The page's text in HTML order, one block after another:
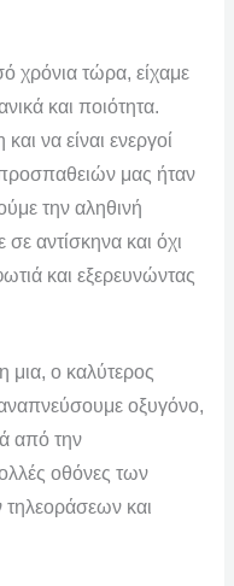
χρόνια τώρα, είχαμε
και ποιότητα.
να είναι ενεργοί
μας ήταν
την αληθινή
αντίσκηνα και όχι
και εξερευνώντας
μια, ο καλύτερος
οξυγόνο,
από την
οθόνες των
τηλεοράσεων και